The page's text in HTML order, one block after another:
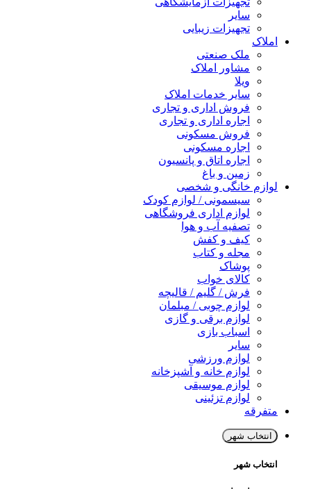
سایر
تجهیزات زیبایی
املاک
ملک صنعتی
مشاور املاک
ویلا
سایر خدمات املاک
فروش اداری و تجاری
اجاره اداری و تجاری
فروش مسکونی
اجاره مسکونی
اجاره اتاق و پانسیون
زمین و باغ
لوازم خانگی و شخصی
سیسمونی / لوازم کودک
لوازم اداری فروشگاهی
تصفیه آب و هوا
کیف و کفش
مجله و کتاب
پوشاک
کالای خواب
فرش / گلیم / قالیچه
لوازم چوبی / مبلمان
لوازم برقی و گازی
اسباب بازی
سایر
لوازم ورزشی
لوازم خانه و آشپزخانه
لوازم موسیقی
لوازم تزئینی
متفرقه
انتخاب شهر
انتخاب شهر